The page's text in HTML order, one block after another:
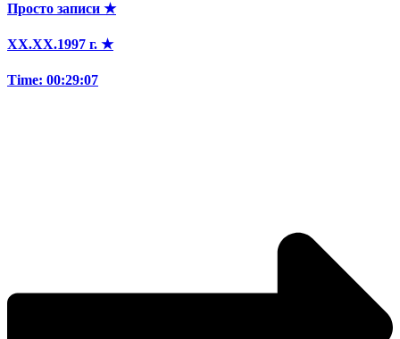
Просто записи ★
XX.XX.1997 г. ★
Time: 00:29:07